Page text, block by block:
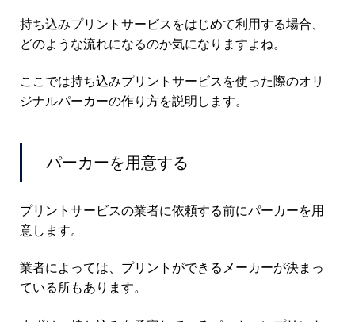
持ち込みプリントサービスをはじめて利用する場合、
どのような流れになるのか気になりますよね。
ここでは持ち込みプリントサービスを使った際のオリ
ジナルパーカーの作り方を説明します。
パーカーを用意する
プリントサービスの業者に依頼する前にパーカーを用
意します。
業者によっては、プリントができるメーカーが決まっ
ている所もあります。